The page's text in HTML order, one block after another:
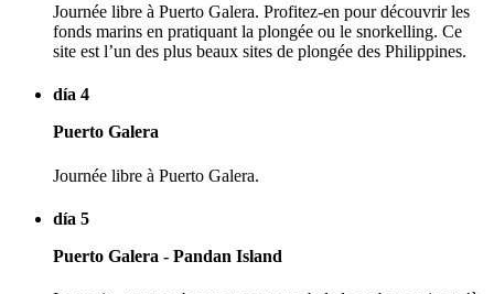
Journée libre à Puerto Galera. Profitez-en pour découvrir les
fonds marins en pratiquant la plongée ou le snorkelling. Ce
site est l’un des plus beaux sites de plongée des Philippines.
día 4
Puerto Galera
Journée libre à Puerto Galera.
día 5
Puerto Galera - Pandan Island